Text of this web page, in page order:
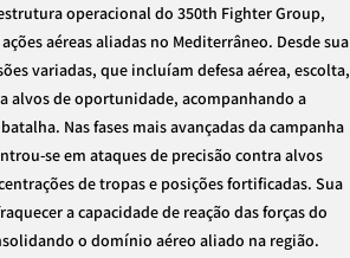
operacional do 350th Fighter Group,
aéreas aliadas no Mediterrâneo. Desde sua
variadas, que incluíam defesa aérea, escolta,
alvos de oportunidade, acompanhando a
Nas fases mais avançadas da campanha
se em ataques de precisão contra alvos
de tropas e posições fortificadas. Sua
a capacidade de reação das forças do
o domínio aéreo aliado na região.